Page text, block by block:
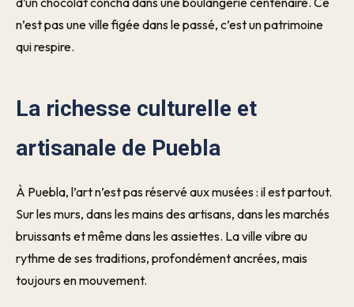
n’est pas une ville figée dans le passé, c’est un patrimoine
qui respire.
La richesse culturelle et
artisanale de Puebla
À Puebla, l’art n’est pas réservé aux musées : il est partout.
Sur les murs, dans les mains des artisans, dans les marchés
bruissants et même dans les assiettes. La ville vibre au
rythme de ses traditions, profondément ancrées, mais
toujours en mouvement.